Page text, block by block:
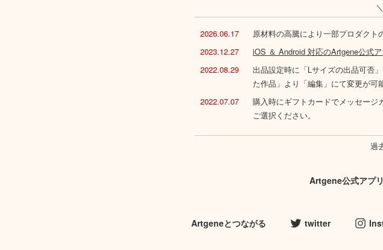
2026.06.17 原材料の高騰により一部プロダク
2023.12.27
iOS ＆ Android 対応のArtgene公式
2022.08.29
出品設定時に「Lサイズの出品可否
た作品」より「編集」にて変更が可
2022.07.07
購入時にギフトカードでメッセージ
ご選択ください。
過
Artgene公式アプリ
Artgeneとつながる twitter